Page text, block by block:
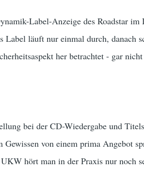
Label-Anzeige des Roadstar
Label läuft nur einmal durch, danach
her betrachtet - gar
bei der CD-Wiedergabe und
Gewissen von einem prima Angebot
UKW hört man in der Praxis nur noch